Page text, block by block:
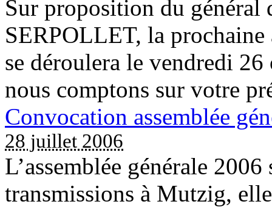
Sur proposition du général
SERPOLLET, la prochaine
se déroulera le vendredi
nous comptons sur votre
Convocation assemblée
28 juillet 2006
L’assemblée générale
transmissions à Mutzig,